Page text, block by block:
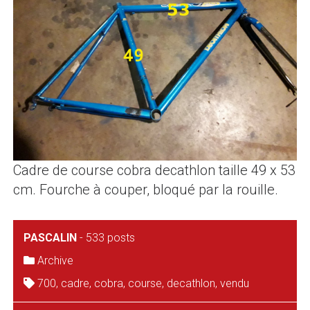
Cadre de course cobra decathlon taille 49 x 53
cm. Fourche à couper, bloqué par la rouille.
PASCALIN- 533 posts
Archive
700, cadre, cobra, course, decathlon, vendu